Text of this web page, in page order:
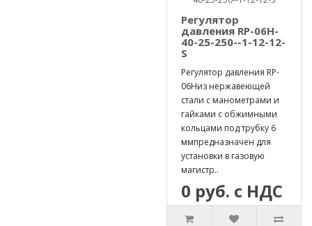
Регулятор
давления RP-06H-
40-25-250--1-12-12-
S
Регулятор давления RP-
06Hиз нержавеющей
стали с манометрами и
гайками с обжимными
кольцами под трубку 6
ммпредназначен для
установки в газовую
магистр..
0 руб. с НДС